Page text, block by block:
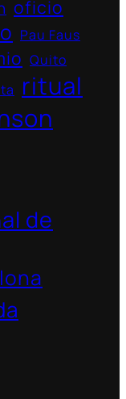
oficio
Pau Faus
Quito
ritual
de